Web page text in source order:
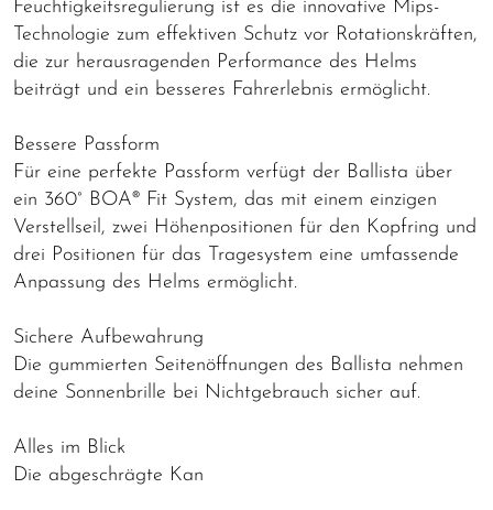
Feuchtigkeitsregulierung ist es die innovative Mips-
Technologie zum effektiven Schutz vor Rotationskräften,
die zur herausragenden Performance des Helms
beiträgt und ein besseres Fahrerlebnis ermöglicht.
Bessere Passform
Für eine perfekte Passform verfügt der Ballista über
ein 360° BOA® Fit System, das mit einem einzigen
Verstellseil, zwei Höhenpositionen für den Kopfring und
drei Positionen für das Tragesystem eine umfassende
Anpassung des Helms ermöglicht.
Sichere Aufbewahrung
Die gummierten Seitenöffnungen des Ballista nehmen
deine Sonnenbrille bei Nichtgebrauch sicher auf.
Alles im Blick
Die abgeschrägte Kan